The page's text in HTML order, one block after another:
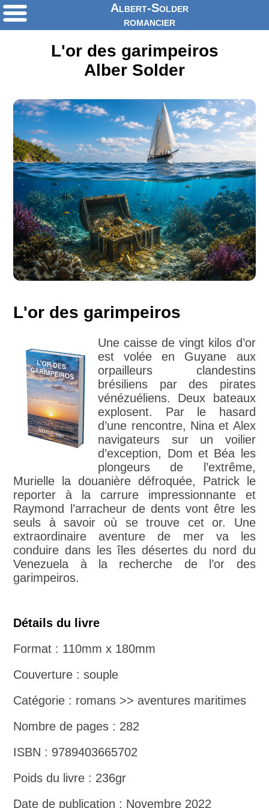
Albert-Solder
romancier
L'or des garimpeiros
Alber Solder
L'or des garimpeiros
Une caisse de vingt kilos d’or
est volée en Guyane aux
orpailleurs clandestins
brésiliens par des pirates
vénézuéliens. Deux bateaux
explosent. Par le hasard
d’une rencontre, Nina et Alex
navigateurs sur un voilier
d’exception, Dom et Béa les
plongeurs de l’extrême,
Murielle la douanière défroquée, Patrick le
reporter à la carrure impressionnante et
Raymond l’arracheur de dents vont être les
seuls à savoir où se trouve cet or. Une
extraordinaire aventure de mer va les
conduire dans les îles désertes du nord du
Venezuela à la recherche de l’or des
garimpeiros.
Détails du livre
Format : 110mm x 180mm
Couverture : souple
Catégorie : romans >> aventures maritimes
Nombre de pages : 282
ISBN : 9789403665702
Poids du livre : 236gr
Date de publication : Novembre 2022